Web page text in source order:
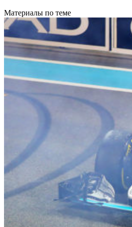
Материалы по теме